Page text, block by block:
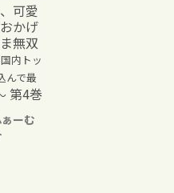
可愛
かげ
無双
内トッ
んで最
第4巻
ーむ